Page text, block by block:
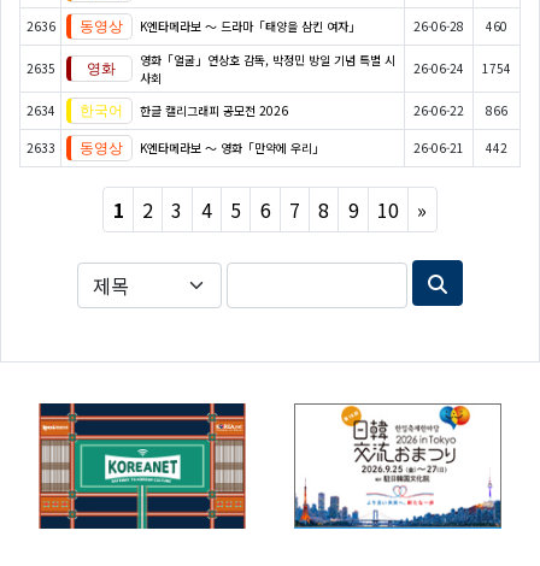
2636 K엔타메라보 ～ 드라마「태양을 삼킨 여자」 26-06-28 460
2635
영화「얼굴」연상호 감독, 박정민 방일 기념 특별 시
사회
26-06-24 1754
2634 한글 캘리그래피 공모전 2026 26-06-22 866
2633 K엔타메라보 ～ 영화「만약에 우리」 26-06-21 442
1 2 3 4 5 6 7 8 9 10 »